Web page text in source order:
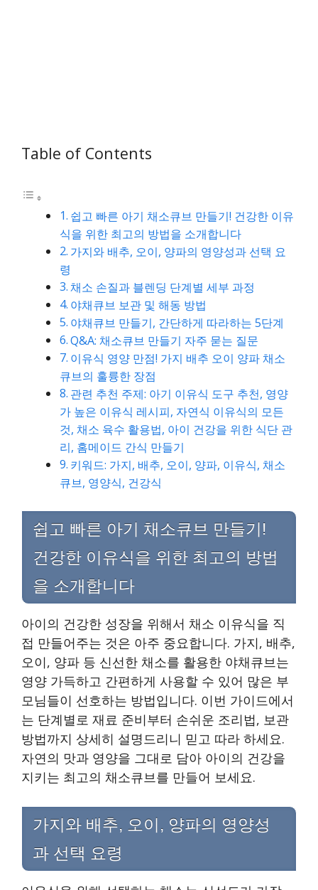
Table of Contents
쉽고 빠른 아기 채소큐브 만들기! 건강한 이유
식을 위한 최고의 방법을 소개합니다
가지와 배추, 오이, 양파의 영양성과 선택 요
령
채소 손질과 블렌딩 단계별 세부 과정
야채큐브 보관 및 해동 방법
야채큐브 만들기, 간단하게 따라하는 5단계
Q&A: 채소큐브 만들기 자주 묻는 질문
이유식 영양 만점! 가지 배추 오이 양파 채소
큐브의 훌륭한 장점
관련 추천 주제: 아기 이유식 도구 추천, 영양
가 높은 이유식 레시피, 자연식 이유식의 모든
것, 채소 육수 활용법, 아이 건강을 위한 식단 관
리, 홈메이드 간식 만들기
키워드: 가지, 배추, 오이, 양파, 이유식, 채소
큐브, 영양식, 건강식
쉽고 빠른 아기 채소큐브 만들기!
건강한 이유식을 위한 최고의 방법
을 소개합니다
아이의 건강한 성장을 위해서 채소 이유식을 직
접 만들어주는 것은 아주 중요합니다. 가지, 배추,
오이, 양파 등 신선한 채소를 활용한 야채큐브는
영양 가득하고 간편하게 사용할 수 있어 많은 부
모님들이 선호하는 방법입니다. 이번 가이드에서
는 단계별로 재료 준비부터 손쉬운 조리법, 보관
방법까지 상세히 설명드리니 믿고 따라 하세요.
자연의 맛과 영양을 그대로 담아 아이의 건강을
지키는 최고의 채소큐브를 만들어 보세요.
가지와 배추, 오이, 양파의 영양성
과 선택 요령